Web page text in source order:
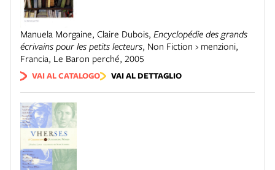
Manuela Morgaine, Claire Dubois, Encyclopédie des grands
écrivains pour les petits lecteurs, Non Fiction › menzioni,
Francia, Le Baron perché, 2005
VAI AL CATALOGO VAI AL DETTAGLIO